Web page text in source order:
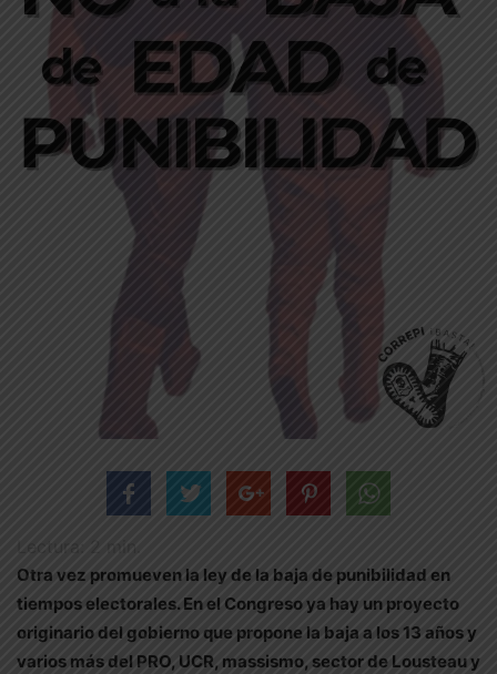
Otra vez promueven la ley de la baja de punibilidad en
tiempos electorales. En el Congreso ya hay un proyecto
originario del gobierno que propone la baja a los 13 años y
varios más del PRO, UCR, massismo, sector de Lousteau y